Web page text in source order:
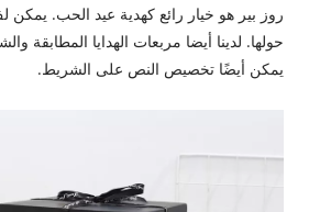
حولها. لدينا أيضا مربعات الهدايا المطابقة
يمكن أيضًا تخصيص النص على الشريط.